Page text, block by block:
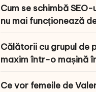
Cum se schimbă
nu mai funcționează
Călătorii cu grupul de
maxim într-o mașină
Ce vor femeile de